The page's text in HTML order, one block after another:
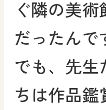
ぐ隣の美
だったん
でも、先
ちは作品